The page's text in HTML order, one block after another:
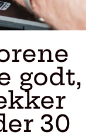
godt,
30